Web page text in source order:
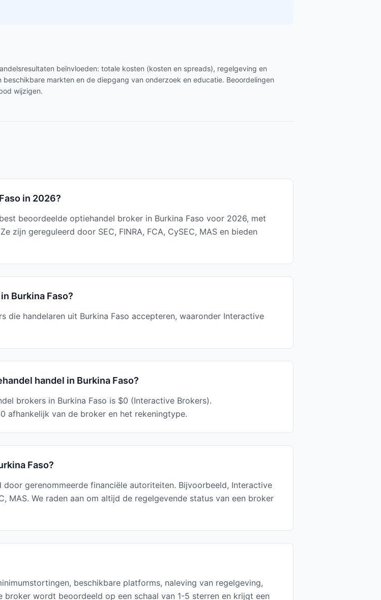
beïnvloeden: totale kosten (kosten en spreads), regelgeving en
markten en de diepgang van onderzoek en educatie. Beoordelingen
wijzigen.
in 2026?
beoordeelde optiehandel broker in Burkina Faso voor 2026, met
zijn gereguleerd door SEC, FINRA, FCA, CySEC, MAS en bieden
Burkina Faso?
die handelaren uit Burkina Faso accepteren, waaronder Interactive
handel in Burkina Faso?
brokers in Burkina Faso is $0 (Interactive Brokers).
afhankelijk van de broker en het rekeningtype.
Faso?
gerenommeerde financiële autoriteiten. Bijvoorbeeld, Interactive
MAS. We raden aan om altijd de regelgevende status van een broker
beschikbare platforms, naleving van regelgeving,
wordt beoordeeld op een schaal van 1-5 sterren en krijgt een